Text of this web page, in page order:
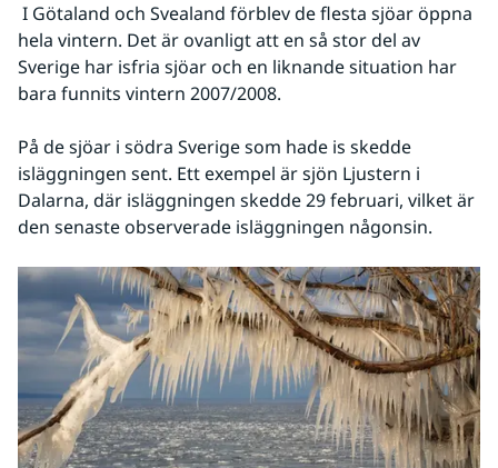
hela vintern. Det är ovanligt att en så stor del av
Sverige har isfria sjöar och en liknande situation har
bara funnits vintern 2007/2008.
På de sjöar i södra Sverige som hade is skedde
isläggningen sent. Ett exempel är sjön Ljustern i
Dalarna, där isläggningen skedde 29 februari, vilket är
den senaste observerade isläggningen någonsin.